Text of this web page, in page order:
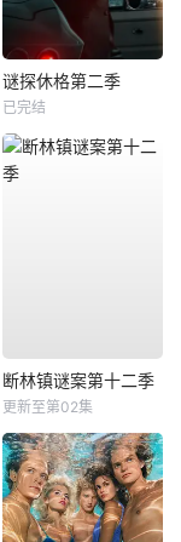
谜探休格第二季
已完结
断林镇谜案第十二季
更新至第02集